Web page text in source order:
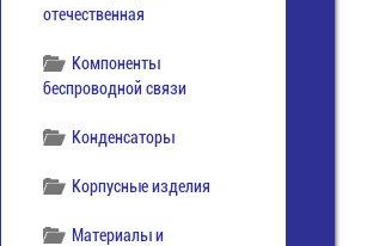
отечественная
Компоненты
беспроводной связи
Конденсаторы
Корпусные изделия
Материалы и